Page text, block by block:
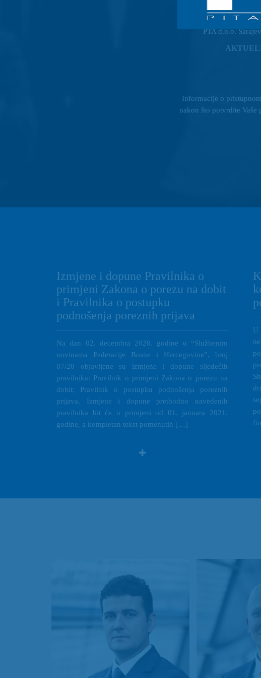
PTA d.o.o.
Informacije o
nakon što potvrdite Vaše
Izmjene i dopune Pravilnika o
primjeni Zakona o porezu na dobit
i Pravilnika o postupku
podnošenja poreznih prijava
Na dan 02. decembra 2020. godine u “Službenim
novinama Federacije Bosne i Hercegovine”, broj
87/20 objavljene su izmjene i dopune sljedećih
pravilnika: Pravilnik o primjeni Zakona o porezu na
dobit; Pravilnik o postupku podnošenja poreznih
prijava. Izmjene i dopune prethodno navedenih
pravilnika bit će u primjeni od 01. januara 2021.
godine, a kompletan tekst pomenutih […]
U